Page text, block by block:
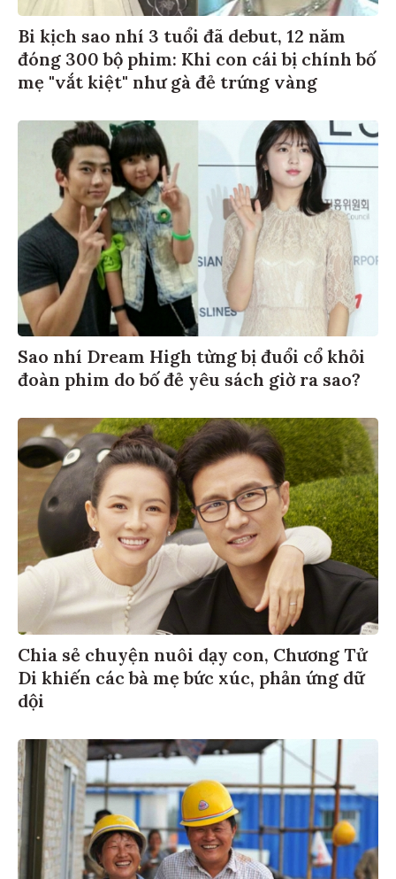
Bi kịch sao nhí 3 tuổi đã debut, 12 năm
đóng 300 bộ phim: Khi con cái bị chính bố
mẹ "vắt kiệt" như gà đẻ trứng vàng
Sao nhí Dream High từng bị đuổi cổ khỏi
đoàn phim do bố đẻ yêu sách giờ ra sao?
Chia sẻ chuyện nuôi dạy con, Chương Tử
Di khiến các bà mẹ bức xúc, phản ứng dữ
dội